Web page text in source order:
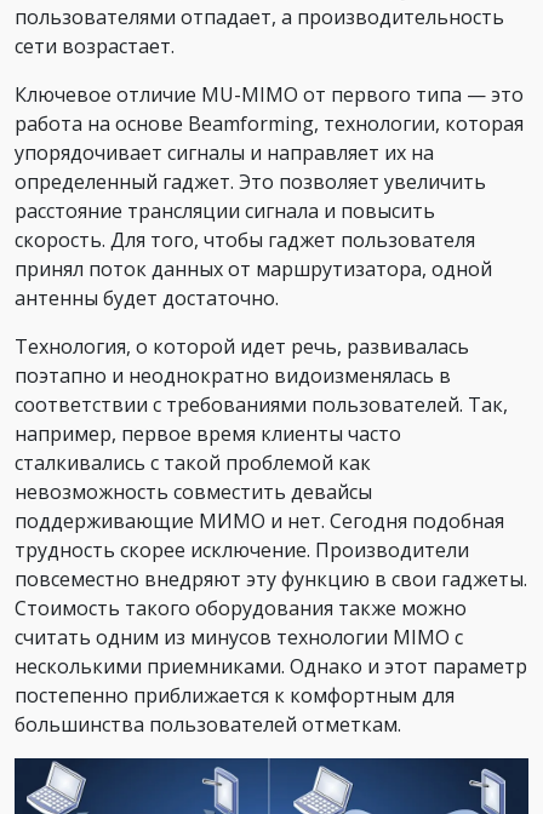
пользователями отпадает, а производительность
сети возрастает.
Ключевое отличие MU-MIMO от первого типа — это
работа на основе Beamforming, технологии, которая
упорядочивает сигналы и направляет их на
определенный гаджет. Это позволяет увеличить
расстояние трансляции сигнала и повысить
скорость. Для того, чтобы гаджет пользователя
принял поток данных от маршрутизатора, одной
антенны будет достаточно.
Технология, о которой идет речь, развивалась
поэтапно и неоднократно видоизменялась в
соответствии с требованиями пользователей. Так,
например, первое время клиенты часто
сталкивались с такой проблемой как
невозможность совместить девайсы
поддерживающие МИМО и нет. Сегодня подобная
трудность скорее исключение. Производители
повсеместно внедряют эту функцию в свои гаджеты.
Стоимость такого оборудования также можно
считать одним из минусов технологии MIMO с
несколькими приемниками. Однако и этот параметр
постепенно приближается к комфортным для
большинства пользователей отметкам.